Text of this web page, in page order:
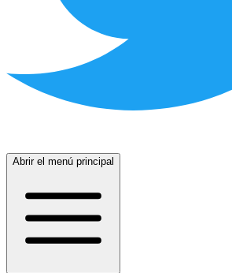
Abrir el menú principal